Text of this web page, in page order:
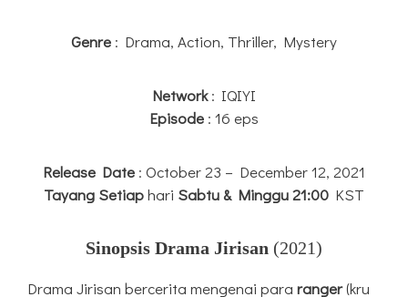
Genre : Drama, Action, Thriller, Mystery
Network: IQIYI
Episode : 16 eps
Release Date : October 23 – December 12, 2021
Tayang Setiaphari Sabtu & Minggu 21:00 KST
Sinopsis Drama Jirisan (2021)
Drama Jirisan bercerita mengenai para ranger(kru